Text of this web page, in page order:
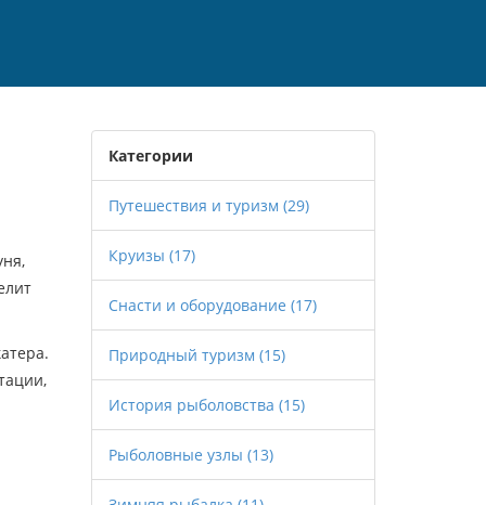
Категории
Путешествия и туризм (29)
Круизы (17)
Снасти и оборудование (17)
Природный туризм (15)
История рыболовства (15)
Рыболовные узлы (13)